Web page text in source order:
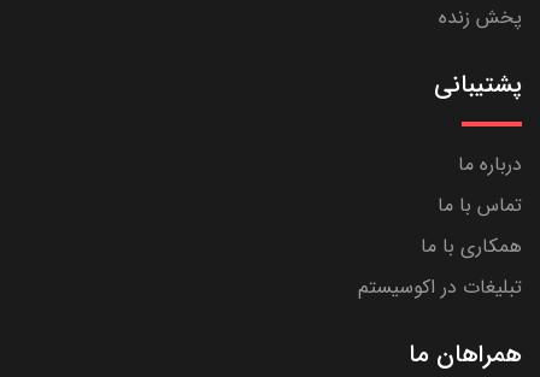
پخش زنده
پشتیبانی
درباره ما
تماس با ما
همکاری با ما
تبلیغات در اکوسیستم
همراهان ما